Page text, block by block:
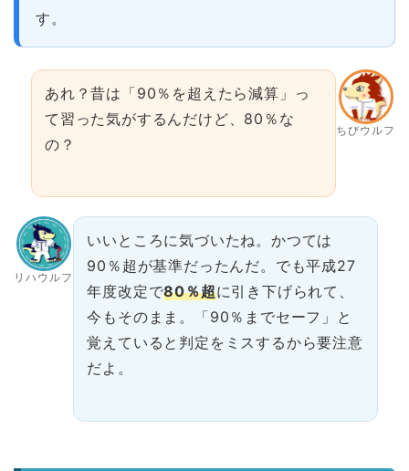
す。
ちびウルフ
あれ？昔は「90％を超えたら減算」っ
て習った気がするんだけど、80％な
の？
リハウルフ
いいところに気づいたね。かつては
90％超が基準だったんだ。でも平成27
年度改定で80％超に引き下げられて、
今もそのまま。「90％までセーフ」と
覚えていると判定をミスするから要注意
だよ。